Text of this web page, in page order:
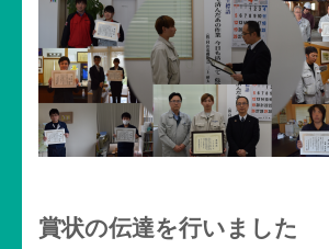
賞状の伝達を行いました